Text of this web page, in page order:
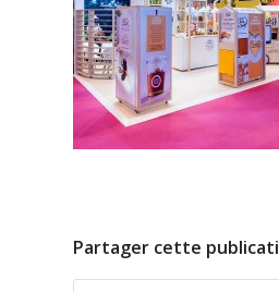
Partager cette